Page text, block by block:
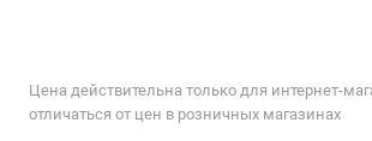
Цена действительна только для интернет-
отличаться от цен в розничных магазинах